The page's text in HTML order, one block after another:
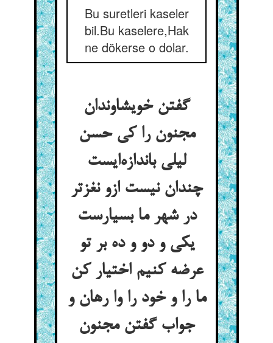
Bu suretleri kaseler
bil.Bu kaselere,Hak
ne dökerse o dolar.
گفتن خویشاوندان
مجنون را کی حسن
لیلی باندازه‌ایست
چندان نیست ازو نغزتر
در شهر ما بسیارست
یکی و دو و ده بر تو
عرضه کنیم اختیار کن
ما را و خود را وا رهان و
جواب گفتن مجنون